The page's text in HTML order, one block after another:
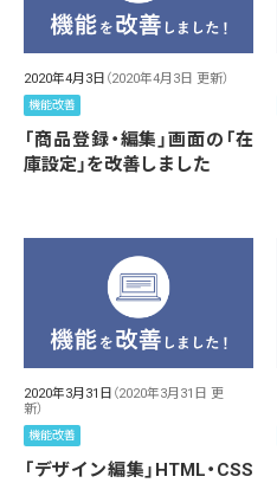
2020年4月3日 （2020年4月3日 更新）
機能改善
「商品登録・編集」画面の「在
庫設定」を改善しました
2020年3月31日 （2020年3月31日 更
新）
機能改善
「デザイン編集」HTML・CSS